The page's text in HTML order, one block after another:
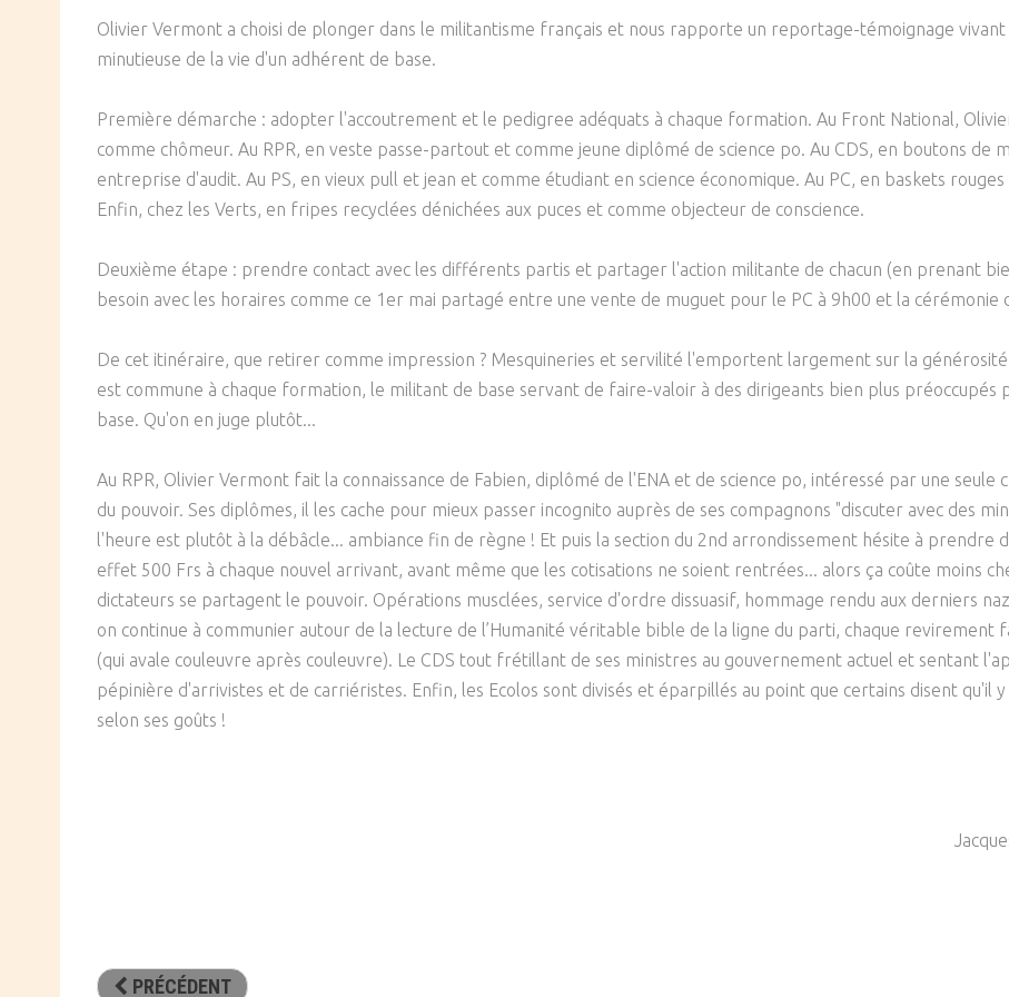
Violence / Maltraitance
Délinquance
Banlieue
Protection De L'enfance
Sexualité
SOCIÉTÉ
Politique
Olivier Vermont a choisi de plonger dans le militantisme français et nous rapporte un reportage-témoignage
minutieuse de la vie d'un adhérent de base.
Première démarche : adopter l'accoutrement et le pedigree adéquats à chaque formation. Au Front National,
comme chômeur. Au RPR, en veste passe-partout et comme jeune diplômé de science po. Au CDS, en boutons de
entreprise d'audit. Au PS, en vieux pull et jean et comme étudiant en science économique. Au PC, en baskets
Enfin, chez les Verts, en fripes recyclées dénichées aux puces et comme objecteur de conscience.
Deuxième étape : prendre contact avec les différents partis et partager l'action militante de chacun (en prenant
besoin avec les horaires comme ce 1er mai partagé entre une vente de muguet pour le PC à 9h00 et la cérémonie
De cet itinéraire, que retirer comme impression ? Mesquineries et servilité l'emportent largement sur la
est commune à chaque formation, le militant de base servant de faire-valoir à des dirigeants bien plus
base. Qu'on en juge plutôt...
Au RPR, Olivier Vermont fait la connaissance de Fabien, diplômé de l'ENA et de science po, intéressé par une
du pouvoir. Ses diplômes, il les cache pour mieux passer incognito auprès de ses compagnons "discuter avec des
l'heure est plutôt à la débâcle... ambiance fin de règne ! Et puis la section du 2nd arrondissement hésite à prendre
effet 500 Frs à chaque nouvel arrivant, avant même que les cotisations ne soient rentrées... alors ça coûte moins
dictateurs se partagent le pouvoir. Opérations musclées, service d'ordre dissuasif, hommage rendu aux derniers
on continue à communier autour de la lecture de l’Humanité véritable bible de la ligne du parti, chaque revirement
(qui avale couleuvre après couleuvre). Le CDS tout frétillant de ses ministres au gouvernement actuel et sentant
pépinière d'arrivistes et de carriéristes. Enfin, les Ecolos sont divisés et éparpillés au point que certains disent qu'il y
selon ses goûts !
PRÉCÉDENT